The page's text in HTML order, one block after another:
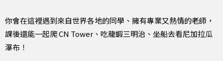
你會在這裡遇到來自世界各地的同學、擁有專業又熱情的老師，
課後還能一起爬 CN Tower、吃龍蝦三明治、坐船去看尼加拉瓜
瀑布！